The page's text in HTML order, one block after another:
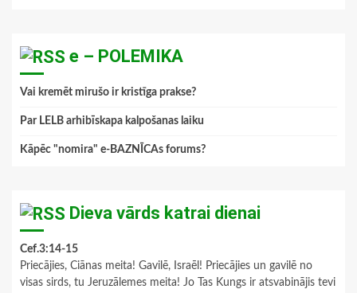
e – POLEMIKA
Vai kremēt mirušo ir kristīga prakse?
Par LELB arhibīskapa kalpošanas laiku
Kāpēc "nomira" e-BAZNĪCAs forums?
Dieva vārds katrai dienai
Cef.3:14-15
Priecājies, Ciānas meita! Gavilē, Israēl! Priecājies un gavilē no
visas sirds, tu Jeruzālemes meita! Jo Tas Kungs ir atsvabinājis tevi